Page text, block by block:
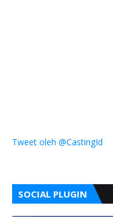
Tweet oleh @CastingId
SOCIAL PLUGIN